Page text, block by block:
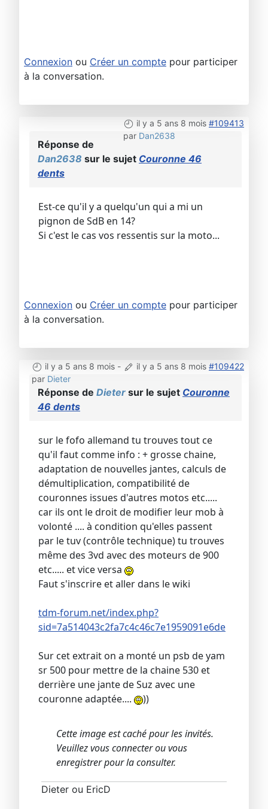
Connexion ou Créer un compte pour participer
à la conversation.
il y a 5 ans 8 mois #109413
par Dan2638
Réponse de
Dan2638 sur le sujet Couronne 46
dents
Est-ce qu'il y a quelqu'un qui a mi un
pignon de SdB en 14?
Si c'est le cas vos ressentis sur la moto...
Connexion ou Créer un compte pour participer
à la conversation.
il y a 5 ans 8 mois - il y a 5 ans 8 mois #109422
par Dieter
Réponse de Dieter sur le sujet Couronne
46 dents
sur le fofo allemand tu trouves tout ce
qu'il faut comme info : + grosse chaine,
adaptation de nouvelles jantes, calculs de
démultiplication, compatibilité de
couronnes issues d'autres motos etc.....
car ils ont le droit de modifier leur mob à
volonté .... à condition qu'elles passent
par le tuv (contrôle technique) tu trouves
même des 3vd avec des moteurs de 900
etc..... et vice versa
Faut s'inscrire et aller dans le wiki
tdm-forum.net/index.php?
sid=7a514043c2fa7c4c46c7e1959091e6de
Sur cet extrait on a monté un psb de yam
sr 500 pour mettre de la chaine 530 et
derrière une jante de Suz avec une
couronne adaptée....
))
Cette image est caché pour les invités.
Veuillez vous connecter ou vous
enregistrer pour la consulter.
Dieter ou EricD